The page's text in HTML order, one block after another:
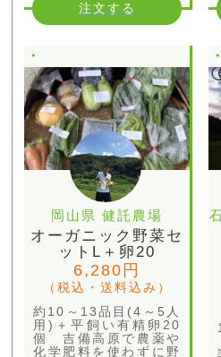
注文する
岡山県 健託農場
オーガニック野菜セ
ットL＋卵20
6,280円
（税込・送料込み）
約10～13品目(4～5人
用)＋平飼い有精卵20
個 吉備高原で農薬や
化学肥料を使わずに野